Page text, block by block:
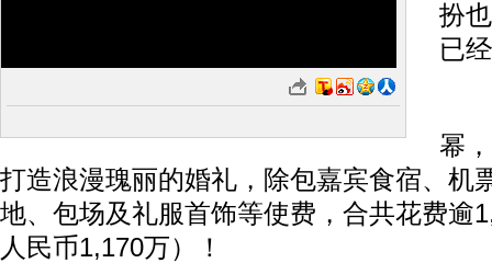
扮
已
幂
打造浪漫瑰丽的婚礼，除包嘉宾食宿、机
地、包场及礼服首饰等使费，合共花费逾
人民币1,170万）！